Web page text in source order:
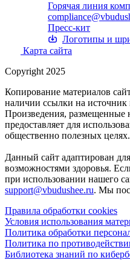
Горячая линия
Пресс-кит
Логотипы и
Карта сайта
Copyright 2025
Копирование материалов
наличии ссылки на источник
Произведения, размещенные
предоставляет для
общественно полезных целях.
Данный сайт адаптирован
возможностями здоровья.
при использовании нашего
support@vbudushee.ru. Мы
Правила обработки cookies
Условия использования
Политика обработки
Политика по
Библиотека знаний по